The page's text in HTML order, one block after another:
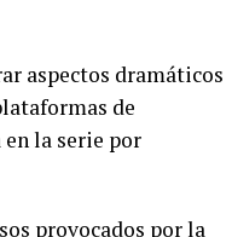
aspectos dramáticos
de
la serie por
provocados por la